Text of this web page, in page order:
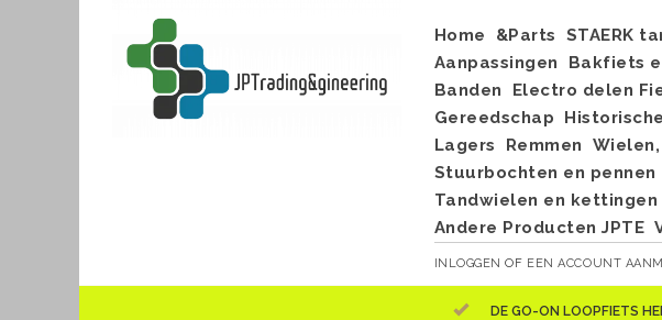
Home &Parts STAERK
Aanpassingen
Bakfiets
Banden
Electro delen
Gereedschap
Lagers
Remmen Wielen,
Stuurbochten en pennen
Tandwielen en kettingen
Andere Producten JPTE
INLOGGEN OF EEN ACCOUNT
DE GO-ON LOOPFIETS